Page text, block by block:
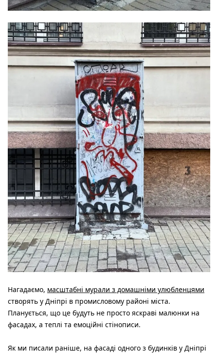
Нагадаємо, масштабні мурали з домашніми улюбленцями
створять у Дніпрі в промисловому районі міста.
Планується, що це будуть не просто яскраві малюнки на
фасадах, а теплі та емоційні стінописи.
Як ми писали раніше, на фасаді одного з будинків у Дніпрі